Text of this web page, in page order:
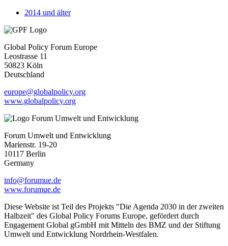
2014 und älter
Global Policy Forum Europe
Leostrasse 11
50823 Köln
Deutschland
europe@globalpolicy.org
www.globalpolicy.org
Forum Umwelt und Entwicklung
Marienstr. 19-20
10117 Berlin
Germany
info@forumue.de
www.forumue.de
Diese Website ist Teil des Projekts "Die Agenda 2030 in der zweiten
Halbzeit" des Global Policy Forums Europe, gefördert durch
Engagement Global gGmbH mit Mitteln des BMZ und der Stiftung
Umwelt und Entwicklung Nordrhein-Westfalen.